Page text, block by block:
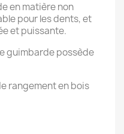
en matière non
pour les dents, et
et puissante.
guimbarde possède
rangement en bois